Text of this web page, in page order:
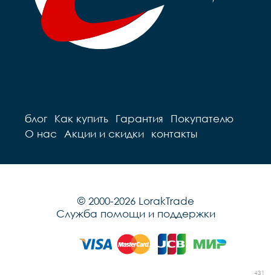
блог Как купить Гарантия
Покупателю
О нас
Акции и скидки контакты
© 2000-2026 LorakTrade
Служба помощи и поддержки
431